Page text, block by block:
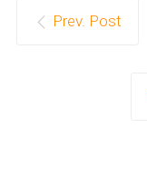
Prev. Post